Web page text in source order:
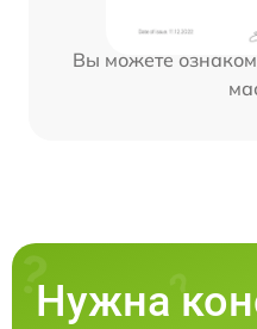
Вы можете
Нужна